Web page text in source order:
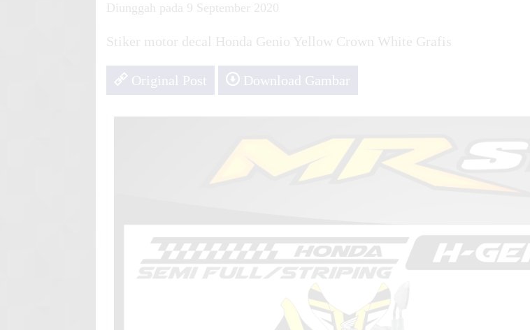
Race Gr
Stiker motor decal Honda CS1 White Blue Line
Diunggah pada 9 September 2020
Stiker motor decal Honda Genio Yellow Crown White Grafis
Original Post Download Gambar